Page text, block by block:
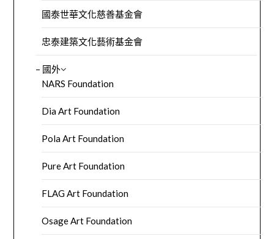
國泰世華文化慈善基金會
忠泰建築文化藝術基金會
– 國外
NARS Foundation
Dia Art Foundation
Pola Art Foundation
Pure Art Foundation
FLAG Art Foundation
Osage Art Foundation